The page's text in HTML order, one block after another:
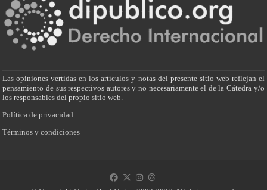
Las opiniones vertidas en los artículos y notas del presente sitio web reflejan el
pensamiento de sus respectivos autores y no necesariamente el de la Cátedra y/o
los responsables del propio sitio web.-
Política de privacidad
Términos y condiciones